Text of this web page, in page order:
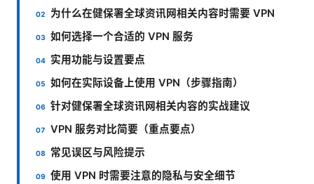
为什么在健保署全球资讯网相关内容时需要 VPN
如何选择一个合适的 VPN 服务
实用功能与设置要点
如何在实际设备上使用 VPN（步骤指南）
针对健保署全球资讯网相关内容的实战建议
VPN 服务对比简要（重点要点）
常见误区与风险提示
使用 VPN 时需要注意的隐私与安全细节